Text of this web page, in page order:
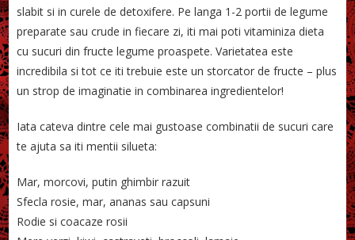
slabit si in curele de detoxifere. Pe langa 1-2 portii de legume
preparate sau crude in fiecare zi, iti mai poti vitaminiza dieta
cu sucuri din fructe legume proaspete. Varietatea este
incredibila si tot ce iti trebuie este un storcator de fructe – plus
un strop de imaginatie in combinarea ingredientelor!
Iata cateva dintre cele mai gustoase combinatii de sucuri care
te ajuta sa iti mentii silueta:
Mar, morcovi, putin ghimbir razuit
Sfecla rosie, mar, ananas sau capsuni
Rodie si coacaze rosii